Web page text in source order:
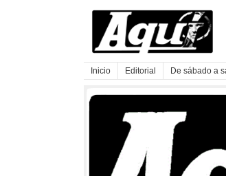
Inicio Editorial De sábado a